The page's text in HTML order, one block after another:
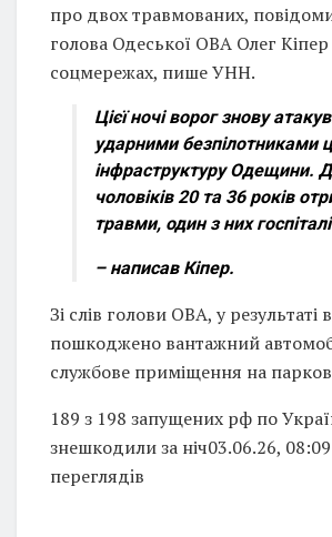
про двох травмованих,
голова Одеської ОВА Олег Кіпер
соцмережах, пише УНН.
Цієї ночі ворог знову
ударними безпілотниками
інфраструктуру Одещини.
чоловіків 20 та 36 років
травми, один з них
– написав Кіпер.
Зі слів голови ОВА, у результаті
пошкоджено вантажний
службове приміщення на
189 з 198 запущених рф по
знешкодили за ніч03.06.26,
переглядiв